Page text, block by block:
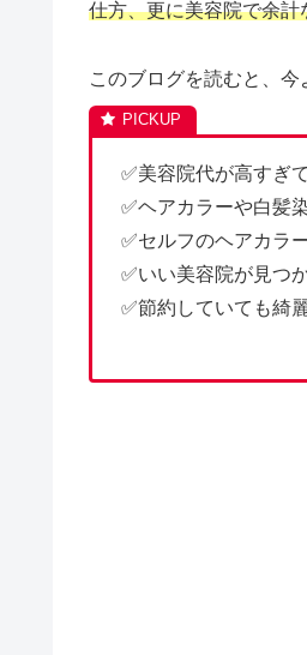
仕方、更に美容院で余
このブログを読むと、今
✅美容院代が高すぎ
✅ヘアカラーや白髪
✅セルフのヘアカラ
✅いい美容院が見つ
✅節約していても綺